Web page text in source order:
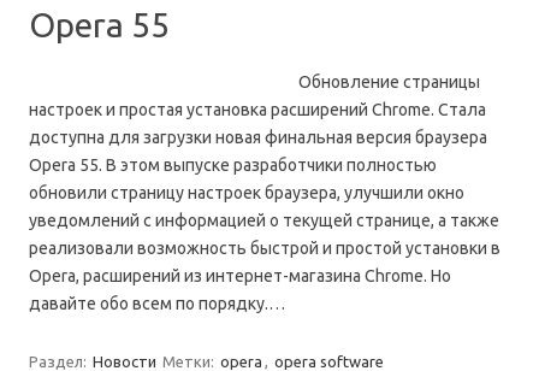
Opera 55
Обновление страницы
настроек и простая установка расширений Chrome. Стала
доступна для загрузки новая финальная версия браузера
Opera 55. В этом выпуске разработчики полностью
обновили страницу настроек браузера, улучшили окно
уведомлений с информацией о текущей странице, а также
реализовали возможность быстрой и простой установки в
Opera, расширений из интернет-магазина Chrome. Но
давайте обо всем по порядку.…
Раздел: Новости Метки: opera , opera software